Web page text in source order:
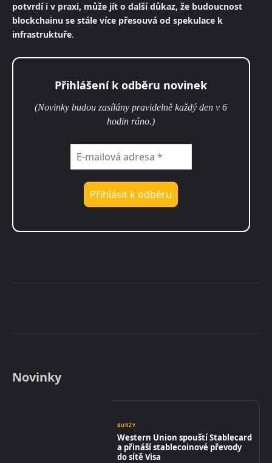
potvrdí i v praxi, může jít o další důkaz, že budoucnost
blockchainu se stále více přesouvá od spekulace k
infrastruktuře.
Přihlášení k odběru novinek
(Novinky budou zasílány pravidelně každý den v 6
hodin ráno.)
Novinky
BURZY
Western Union spouští Stablecard
a přináší stablecoinové převody
do sítě Visa